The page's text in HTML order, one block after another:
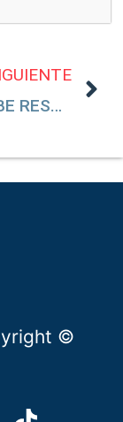
AMLO DEBE RESPETAR LA LIBERTAD DE EXPRESIÓN DE LA PERIODISTA CARMEN ARISTEGUI
©